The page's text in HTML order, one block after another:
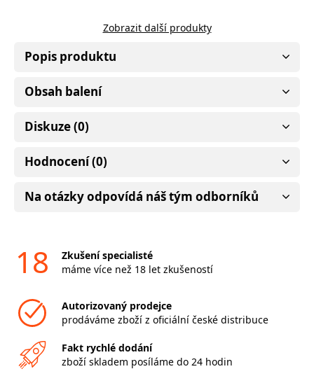
Zobrazit další produkty
Popis produktu
Obsah balení
Diskuze (0)
Hodnocení (0)
Na otázky odpovídá náš tým odborníků
18
Zkušení specialisté
máme více než 18 let zkušeností
Autorizovaný prodejce
prodáváme zboží z oficiální české distribuce
Fakt rychlé dodání
zboží skladem posíláme do 24 hodin